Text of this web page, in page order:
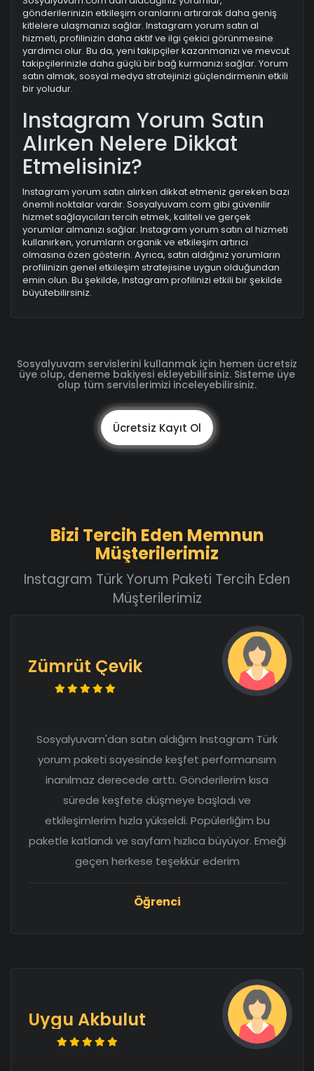
gönderilerinizin etkileşim oranlarını artırarak daha geniş
kitlelere ulaşmanızı sağlar. Instagram yorum satın al
hizmeti, profilinizin daha aktif ve ilgi çekici görünmesine
yardımcı olur. Bu da, yeni takipçiler kazanmanızı ve mevcut
takipçilerinizle daha güçlü bir bağ kurmanızı sağlar. Yorum
satın almak, sosyal medya stratejinizi güçlendirmenin etkili
bir yoludur.
Instagram Yorum Satın
Alırken Nelere Dikkat
Etmelisiniz?
Instagram yorum satın alırken dikkat etmeniz gereken bazı
önemli noktalar vardır. Sosyalyuvam.com gibi güvenilir
hizmet sağlayıcıları tercih etmek, kaliteli ve gerçek
yorumlar almanızı sağlar. Instagram yorum satın al hizmeti
kullanırken, yorumların organik ve etkileşim artırıcı
olmasına özen gösterin. Ayrıca, satın aldığınız yorumların
profilinizin genel etkileşim stratejisine uygun olduğundan
emin olun. Bu şekilde, Instagram profilinizi etkili bir şekilde
büyütebilirsiniz.
Sosyalyuvam servislerini kullanmak için hemen ücretsiz
üye olup, deneme bakiyesi ekleyebilirsiniz. Sisteme üye
olup tüm servislerimizi inceleyebilirsiniz.
Ücretsiz Kayıt Ol
Bizi Tercih Eden Memnun
Müşterilerimiz
Instagram Türk Yorum Paketi Tercih Eden
Müşterilerimiz
Zümrüt Çevik
Sosyalyuvam'dan satın aldığım Instagram Türk
yorum paketi sayesinde keşfet performansım
inanılmaz derecede arttı. Gönderilerim kısa
sürede keşfete düşmeye başladı ve
etkileşimlerim hızla yükseldi. Popülerliğim bu
paketle katlandı ve sayfam hızlıca büyüyor. Emeği
geçen herkese teşekkür ederim
Öğrenci
Uygu Akbulut